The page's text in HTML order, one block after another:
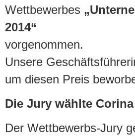
Wettbewerbes
2014“
vorgenommen.
Unsere
um diesen Preis
Die Jury wählte
Der Wettbewerbs-Jury